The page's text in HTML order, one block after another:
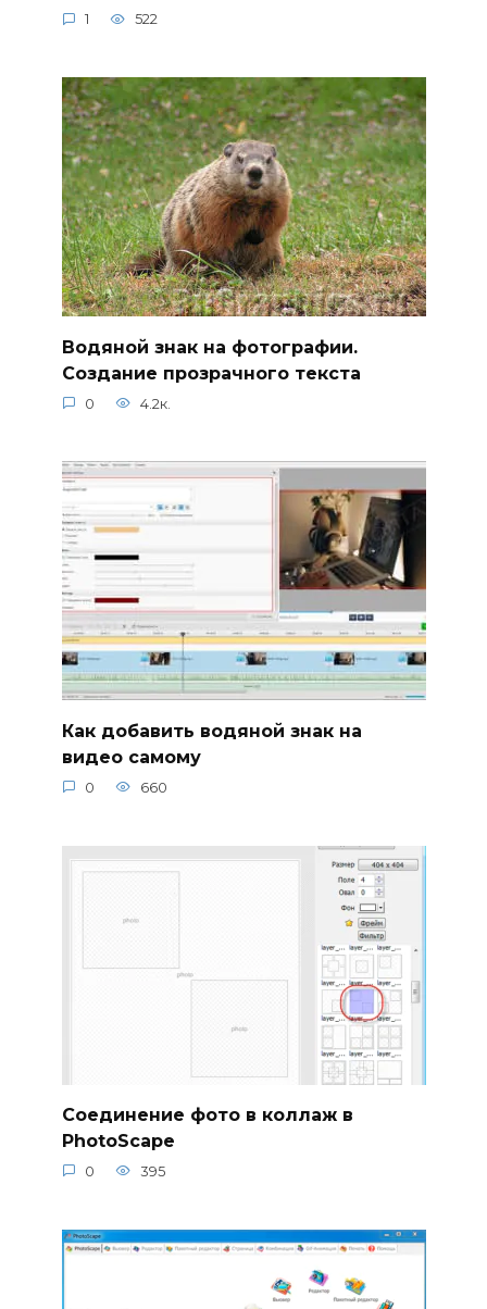
1 522
Водяной знак на фотографии.
Создание прозрачного текста
0 4.2к.
Как добавить водяной знак на
видео самому
0 660
Соединение фото в коллаж в
PhotoScape
0 395